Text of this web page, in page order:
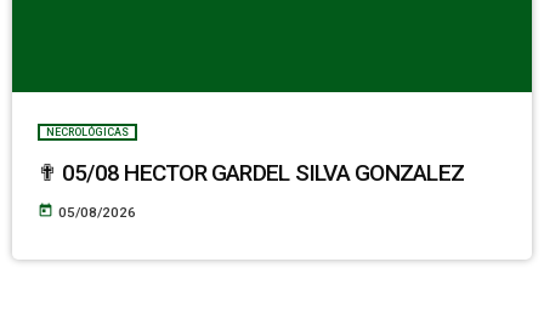
NECROLÓGICAS
✟ 05/08 HECTOR GARDEL SILVA GONZALEZ
today 05/08/2026